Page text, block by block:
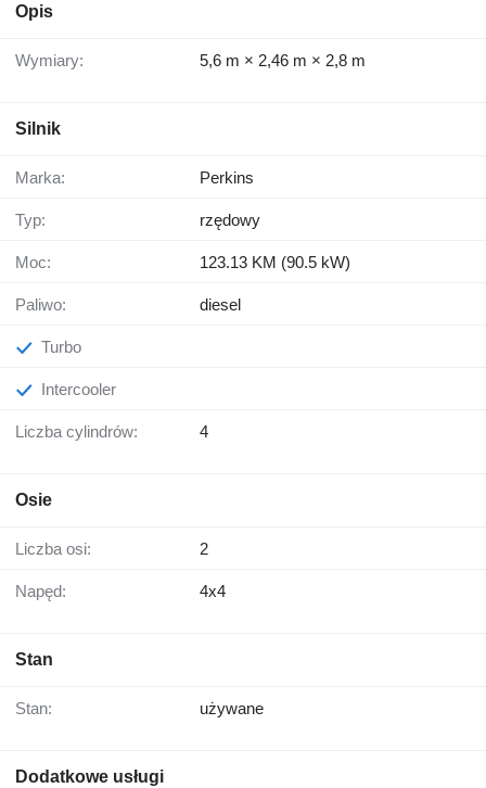
Opis
Wymiary: 5,6 m × 2,46 m × 2,8 m
Silnik
Marka: Perkins
Typ: rzędowy
Moc: 123.13 KM (90.5 kW)
Paliwo: diesel
Turbo
Intercooler
Liczba cylindrów: 4
Osie
Liczba osi: 2
Napęd: 4x4
Stan
Stan: używane
Dodatkowe usługi